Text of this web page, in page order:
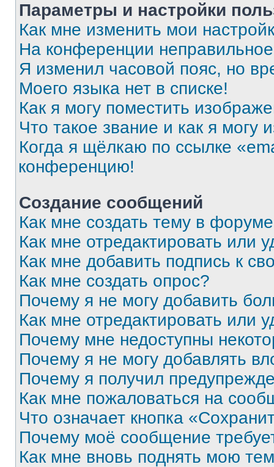
Параметры и настройки
Как мне изменить мои
На конференции
Я изменил часовой пояс, но
Моего языка нет в списке!
Как я могу поместить
Что такое звание и как я могу
Когда я щёлкаю по ссылке
конференцию!
Создание сообщений
Как мне создать тему в
Как мне отредактировать или
Как мне добавить подпись к
Как мне создать опрос?
Почему я не могу добавить
Как мне отредактировать или
Почему мне недоступны
Почему я не могу добавлять
Почему я получил
Как мне пожаловаться на
Что означает кнопка
Почему моё сообщение
Как мне вновь поднять мою